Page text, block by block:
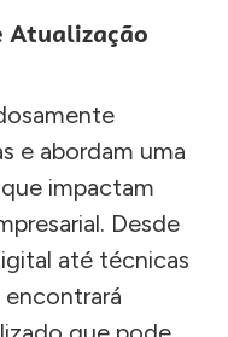
Atualização
e abordam uma
impactam
Desde
até técnicas